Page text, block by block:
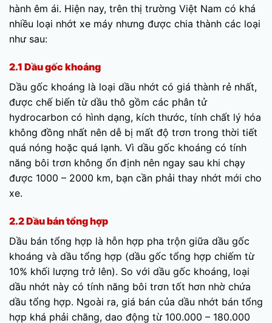
hành êm ái. Hiện nay, trên thị trường Việt Nam có khá
nhiều loại nhớt xe máy nhưng được chia thành các loại
như sau:
2.1 Dầu gốc khoáng
Dầu gốc khoáng là loại dầu nhớt có giá thành rẻ nhất,
được chế biến từ dầu thô gồm các phân tử
hydrocarbon có hình dạng, kích thước, tính chất lý hóa
không đồng nhất nên dễ bị mất độ trơn trong thời tiết
quá nóng hoặc quá lạnh. Vì dầu gốc khoáng có tính
năng bôi trơn không ổn định nên ngay sau khi chạy
được 1000 – 2000 km, bạn cần phải thay nhớt mới cho
xe.
2.2 Dầu bán tổng hợp
Dầu bán tổng hợp là hỗn hợp pha trộn giữa dầu gốc
khoáng và dầu tổng hợp (dầu gốc tổng hợp chiếm từ
10% khối lượng trở lên). So với dầu gốc khoáng, loại
dầu nhớt này có tính năng bôi trơn tốt hơn nhờ chứa
dầu tổng hợp. Ngoài ra, giá bán của dầu nhớt bán tổng
hợp khá phải chăng, dao động từ 100.000 – 180.000